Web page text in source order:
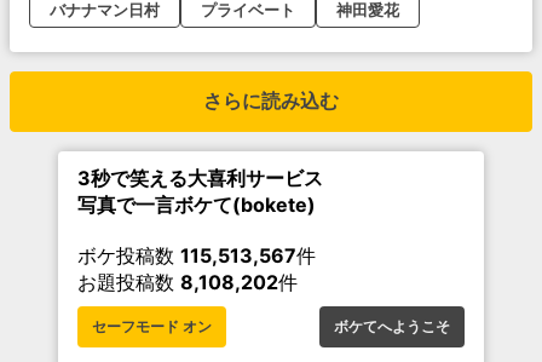
バナナマン日村
プライベート 神田愛花
さらに読み込む
3秒で笑える大喜利サービス
写真で一言ボケて(bokete)
ボケ投稿数 115,513,567件
お題投稿数 8,108,202件
セーフモード オン ボケてへようこそ